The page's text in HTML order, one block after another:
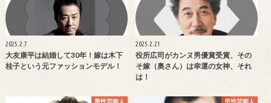
2025.2.7
大友康平は結婚して30年！嫁は木下
桂子という元ファッションモデル！
2025.2.21
役所広司がカンヌ男優賞受賞、その
そ嫁（奥さん）は幸運の女神、それ
は！
男性芸能人 男性芸能人